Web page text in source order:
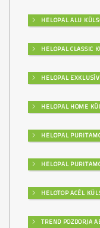
HELOPAL ALU
HELOPAL CLASSIC
HELOPAL
HELOPAL HOME
HELOPAL
HELOPAL
HELOTOP ACÉL
TREND POZDORJA